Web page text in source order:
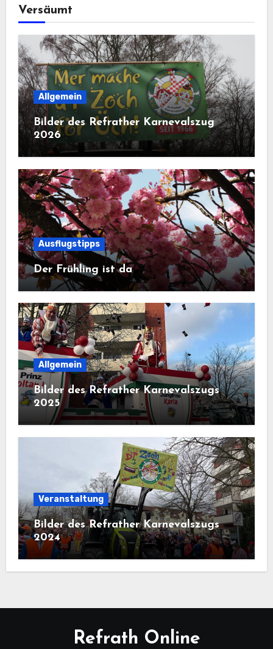
Versäumt
Allgemein
Bilder des Refrather Karnevalszug
2026
Ausflugstipps
Der Frühling ist da
Allgemein
Bilder des Refrather Karnevalszugs
2025
Veranstaltung
Bilder des Refrather Karnevalszugs
2024
Refrath Online